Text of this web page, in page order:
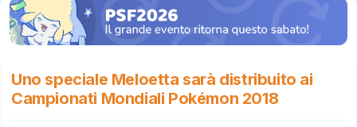
Uno speciale Meloetta sarà distribuito ai
Campionati Mondiali Pokémon 2018